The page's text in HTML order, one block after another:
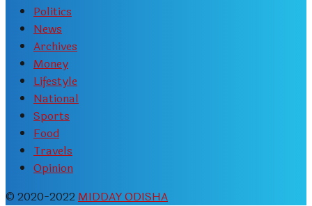
Politics
News
Archives
Money
Lifestyle
National
Sports
Food
Travels
Opinion
© 2020-2022 MIDDAY ODISHA